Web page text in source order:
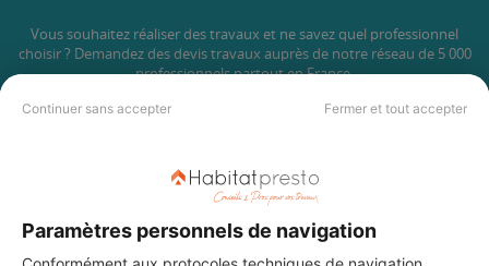
Continuer sans accepter Fermer et tout accepter
Paramètres personnels de navigation
Vous souhaitez réaliser des travaux et ne savez quel professionnel
choisir ? Demandez des devis travaux auprès de notre réseau de 5 000
professionnels partout en France.
DEMANDER UN DEVIS